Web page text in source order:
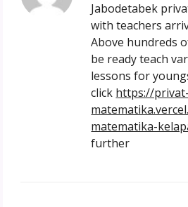
Jabodetabek
with teachers
Above hundreds
be ready teach
lessons for
click https://privat-
matematika-
further